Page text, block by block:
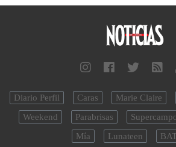
Diario Perfil Caras Marie Claire
Weekend
Parabrisas
Mía
Lunateen